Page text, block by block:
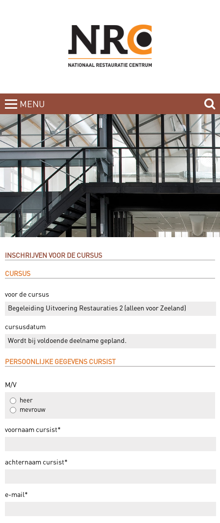
MENU
CLOSE
HOME
CURSUSAANBOD
BOEKEN
OVER DE DOCENTEN
INCOMPANY-CURSUS
BLOG
NIEUWSBRIEF
CONTACT
OVER ONS
PARTNERS
INSCHRIJVEN VOOR DE CURSUS
CURSUS
voor de cursus
Begeleiding Uitvoering Restauraties 2 (alleen voor Zeeland)
cursusdatum
Wordt bij voldoende deelname gepland.
PERSOONLIJKE GEGEVENS CURSIST
M/V
heer
mevrouw
voornaam cursist*
achternaam cursist*
e-mail*